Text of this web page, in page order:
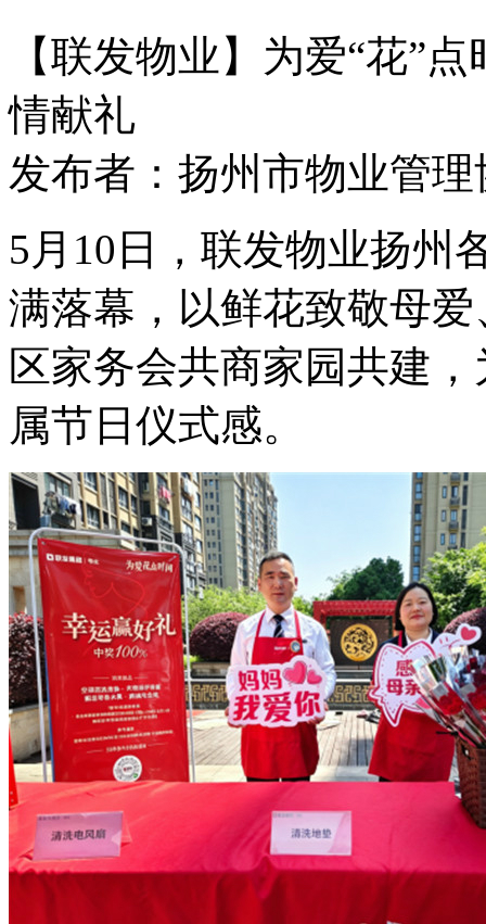
【联发物业】为爱“花”
情献礼
发布者：扬州市物业管
5月10日， 联发物业扬州
满落幕，以鲜花致敬母
区家务会共商家园共建，
属节日仪式感。